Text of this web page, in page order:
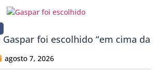
Gaspar foi escolhido “em cima da
agosto 7, 2026